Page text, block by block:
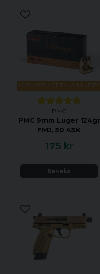
KÖP MER - BETALA MINDRE
PMC
PMC 9mm Luger 124gr
FMJ, 50 ASK
175 kr
Bevaka